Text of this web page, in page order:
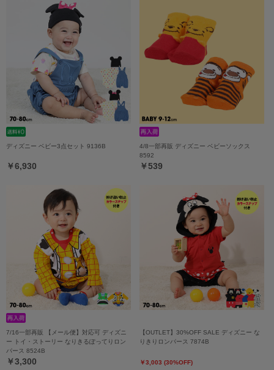
ディズニー ベビー3点セット 9136B
￥6,930
4/8一部再販 ディズニー ベビーソックス
8592
￥539
7/16一部再販 【メール便】対応可 ディズニ
ー トイ・ストーリー なりきるぽってりロン
パース 8524B
￥3,300
【OUTLET】30%OFF SALE ディズニー な
りきりロンパース 7874B
￥3,003 (30%OFF)